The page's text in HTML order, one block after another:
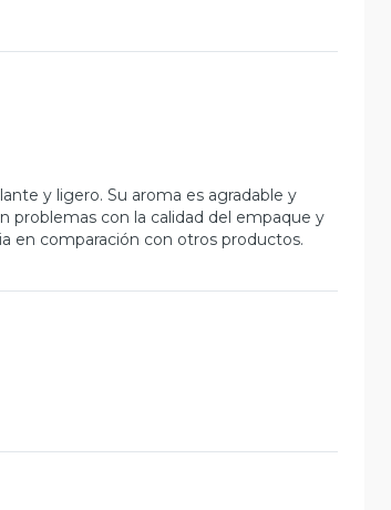
y ligero. Su aroma es agradable y
problemas con la calidad del empaque y
en comparación con otros productos.